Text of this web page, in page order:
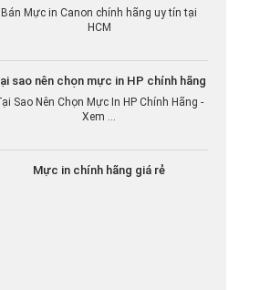
HCM
Tại Sao Nên Chọn Mực In HP Chính Hãng -
Xem ...